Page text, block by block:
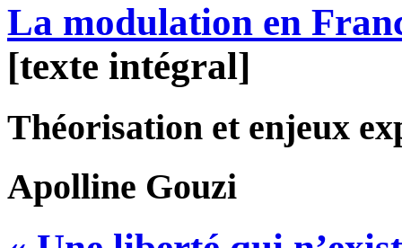
La modulation en
[texte intégral]
Théorisation et enjeux
Apolline Gouzi